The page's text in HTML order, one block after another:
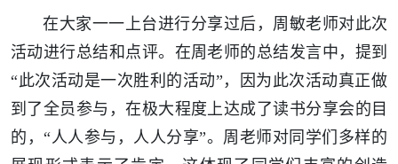
在大家一一上台进行分享过后，周敏老师对此次
活动进行总结和点评。在周老师的总结发言中，提到
“此次活动是一次胜利的活动”，因为此次活动真正做
到了全员参与，在极大程度上达成了读书分享会的目
的，“人人参与，人人分享”。周老师对同学们多样的